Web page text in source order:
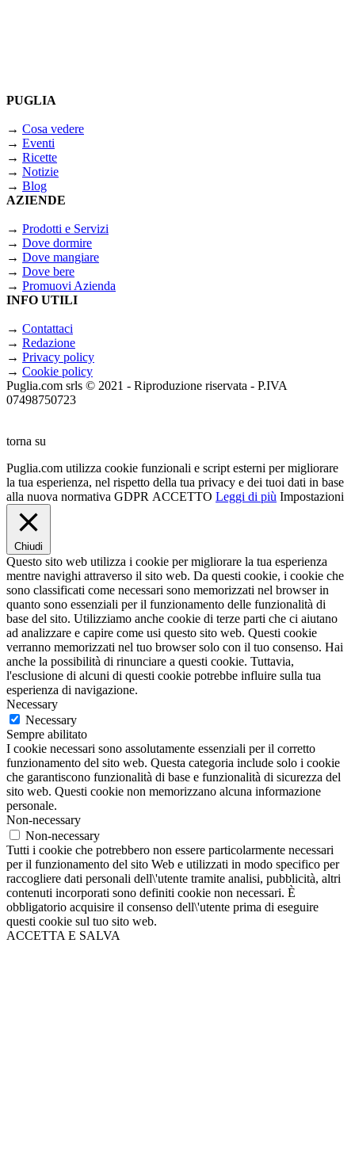
PUGLIA
→ Cosa vedere
→ Eventi
→ Ricette
→ Notizie
→ Blog
AZIENDE
→ Prodotti e Servizi
→ Dove dormire
→ Dove mangiare
→ Dove bere
→ Promuovi Azienda
INFO UTILI
→ Contattaci
→ Redazione
→ Privacy policy
→ Cookie policy
Puglia.com srls © 2021 - Riproduzione riservata - P.IVA
07498750723
torna su
Puglia.com utilizza cookie funzionali e script esterni per migliorare
la tua esperienza, nel rispetto della tua privacy e dei tuoi dati in base
alla nuova normativa GDPR ACCETTO Leggi di più Impostazioni
Chiudi
Questo sito web utilizza i cookie per migliorare la tua esperienza
mentre navighi attraverso il sito web. Da questi cookie, i cookie che
sono classificati come necessari sono memorizzati nel browser in
quanto sono essenziali per il funzionamento delle funzionalità di
base del sito. Utilizziamo anche cookie di terze parti che ci aiutano
ad analizzare e capire come usi questo sito web. Questi cookie
verranno memorizzati nel tuo browser solo con il tuo consenso. Hai
anche la possibilità di rinunciare a questi cookie. Tuttavia,
l'esclusione di alcuni di questi cookie potrebbe influire sulla tua
esperienza di navigazione.
Necessary
Necessary
Sempre abilitato
I cookie necessari sono assolutamente essenziali per il corretto
funzionamento del sito web. Questa categoria include solo i cookie
che garantiscono funzionalità di base e funzionalità di sicurezza del
sito web. Questi cookie non memorizzano alcuna informazione
personale.
Non-necessary
Non-necessary
Tutti i cookie che potrebbero non essere particolarmente necessari
per il funzionamento del sito Web e utilizzati in modo specifico per
raccogliere dati personali dell\'utente tramite analisi, pubblicità, altri
contenuti incorporati sono definiti cookie non necessari. È
obbligatorio acquisire il consenso dell\'utente prima di eseguire
questi cookie sul tuo sito web.
ACCETTA E SALVA